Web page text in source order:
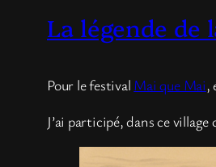
La légende de
Pour le festival Mai que Mai,
J’ai participé, dans ce